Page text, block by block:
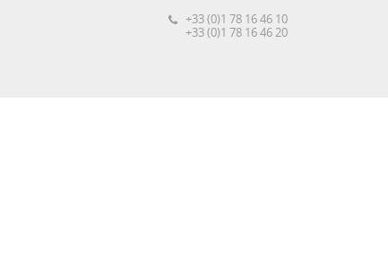
+33 (0)1 78 16 46 10
+33 (0)1 78 16 46 20